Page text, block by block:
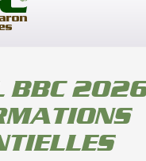
BBC